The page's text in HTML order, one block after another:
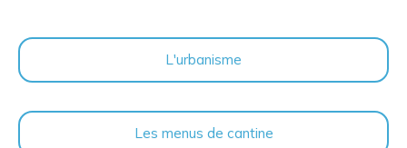
L'urbanisme
Les menus de cantine